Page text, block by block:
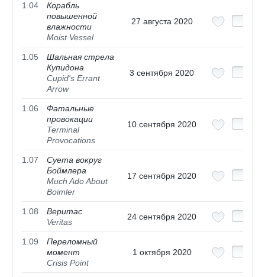
1.04
Корабль
повышенной
влажности
Moist Vessel
27 августа 2020
1.05
Шальная стрела
Купидона
Cupid's Errant
Arrow
3 сентября 2020
1.06
Фатальные
провокации
Terminal
Provocations
10 сентября 2020
1.07
Суета вокруг
Боймлера
Much Ado About
Boimler
17 сентября 2020
1.08
Веритас
Veritas
24 сентября 2020
1.09
Переломный
момент
Crisis Point
1 октября 2020